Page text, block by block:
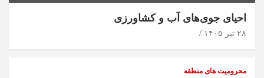
احیای جوی‌های آب و کشاورزی
۲۸ تیر ۱۴۰۵
محرومیت های منطقه